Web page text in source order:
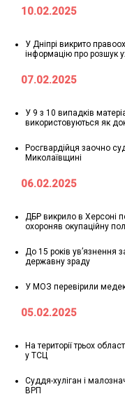
10.02.2025
У Дніпрі викрито
інформацію про розшук
07.02.2025
У 9 з 10 випадків
використовуються як
Росгвардійця заочно
Миколаївщині
06.02.2025
ДБР викрило в Херсоні
охороняв окупаційну
До 15 років ув’язнення
державну зраду
У МОЗ перевірили
05.02.2025
На території трьох
у ТСЦ
Суддя-хуліган і
ВРП